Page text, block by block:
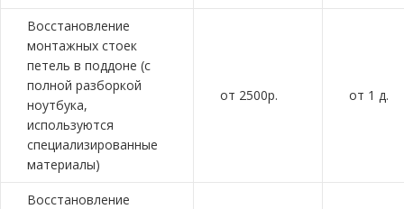
Восстановление
монтажных стоек
петель в поддоне (с
полной разборкой
ноутбука,
используются
специализированные
материалы)
от 2500р. от 1 д.
Восстановление